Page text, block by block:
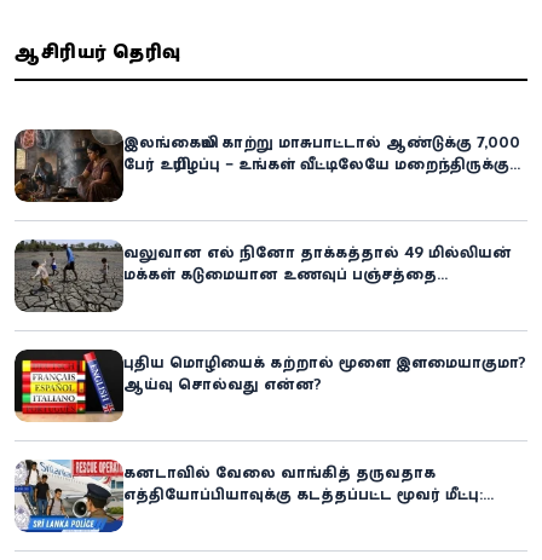
ஆசிரியர் தெரிவு
இலங்கையில் காற்று மாசுபாட்டால் ஆண்டுக்கு 7,000
பேர் உயிரிழப்பு – உங்கள் வீட்டிலேயே மறைந்திருக்கும்
வலுவான எல் நினோ தாக்கத்தால் 49 மில்லியன்
மக்கள் கடுமையான உணவுப் பஞ்சத்தை
புதிய மொழியைக் கற்றால் மூளை இளமையாகுமா?
ஆய்வு சொல்வது என்ன?
கனடாவில் வேலை வாங்கித் தருவதாக
எத்தியோப்பியாவுக்கு கடத்தப்பட்ட மூவர் மீட்பு: